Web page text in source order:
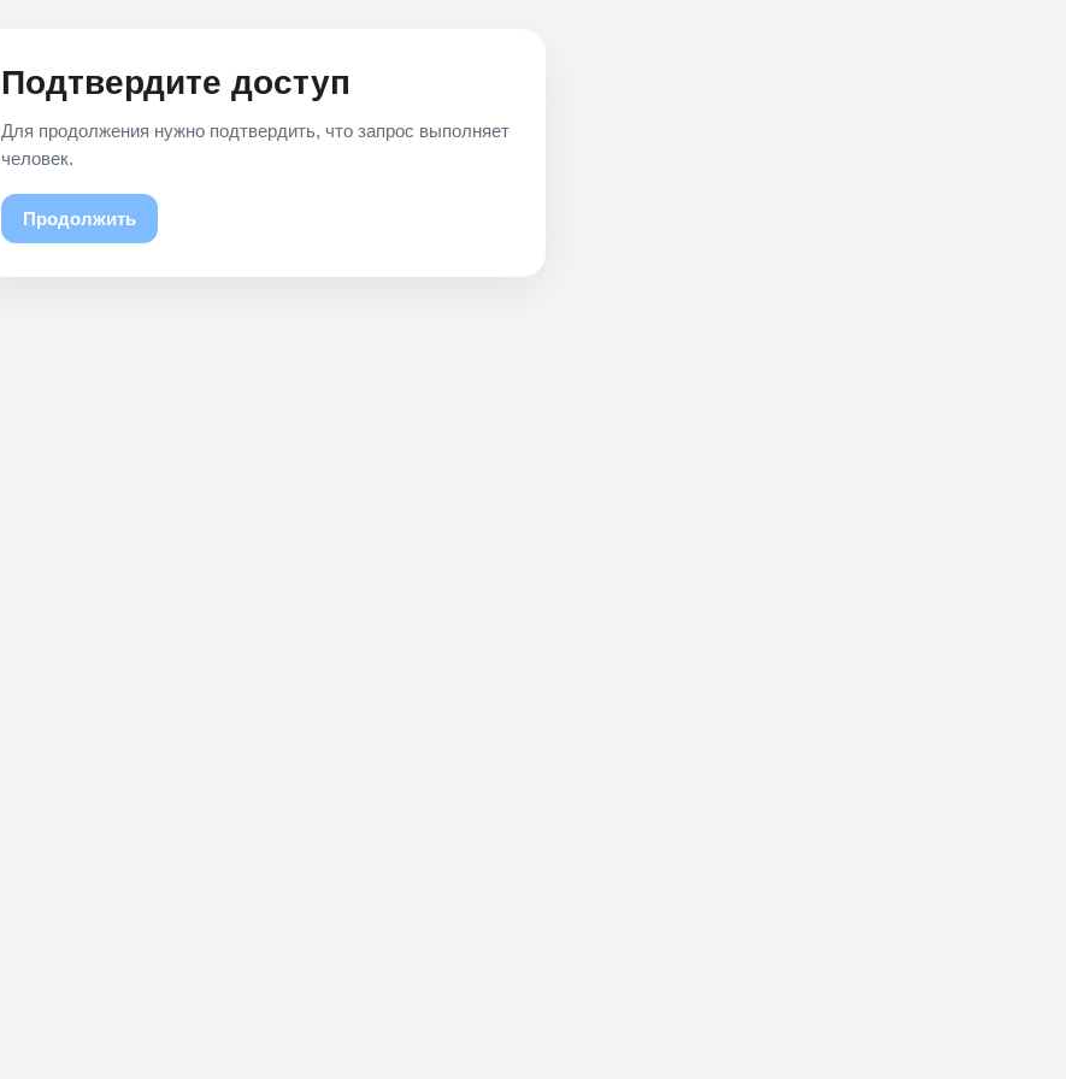
Подтвердите доступ
Для продолжения нужно подтвердить, что запрос выполняет
человек.
Продолжить